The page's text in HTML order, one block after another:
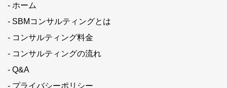
- ホーム
- SBMコンサルティングとは
- コンサルティング料金
- コンサルティングの流れ
- Q&A
- プライバシーポリシー